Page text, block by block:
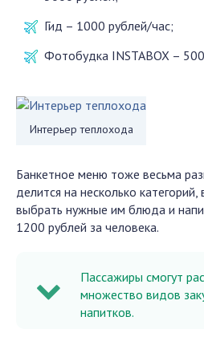
Гид – 1000 рублей/час;
Фотобудка INSTABOX –
Интерьер теплохода
Банкетное меню тоже весьма
делится на несколько
выбрать нужные им блюда и
1200 рублей за человека.
Пассажиры смогут
множество видов
напитков.